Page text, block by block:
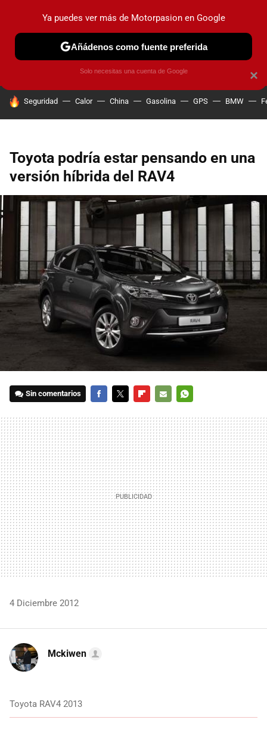
PRUEBAS COCHES ELÉCTRICOS OBSERVATORIO
HOY SE HABLA DE
Seguridad Calor China Gasolina GPS BMW
Toyota podría estar pensando en una
versión híbrida del RAV4
Sin comentarios
MAIL
4 Diciembre 2012
Mckiwen
Toyota RAV4 2013
×
Ya puedes ver más de Motorpasion en Google
Añádenos como fuente preferida
Solo necesitas una cuenta de Google